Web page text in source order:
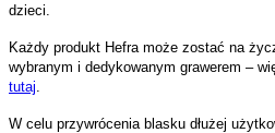
dzieci.
Każdy produkt Hefra może zostać na
wybranym i dedykowanym grawerem –
tutaj
W celu przywrócenia blasku dłużej